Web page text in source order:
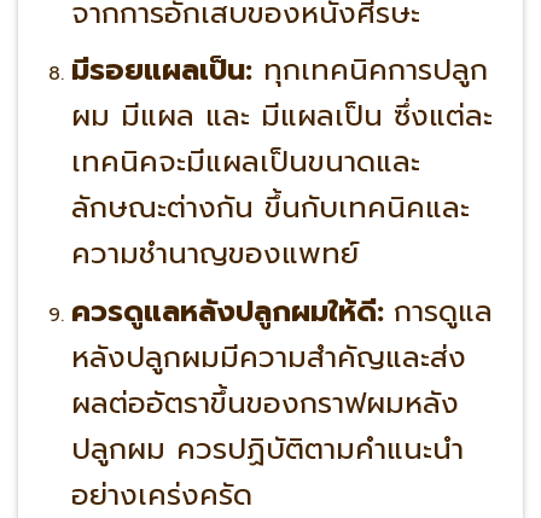
จากการอักเสบของหนังศีรษะ
มีรอยแผลเป็น:ทุกเทคนิคการปลูก
ผม มีแผล และ มีแผลเป็น ซึ่งแต่ละ
เทคนิคจะมีแผลเป็นขนาดและ
ลักษณะต่างกัน ขึ้นกับเทคนิคและ
ความชำนาญของแพทย์
ควรดูแลหลังปลูกผมให้ดี: การดูแล
หลังปลูกผมมีความสำคัญและส่ง
ผลต่ออัตราขึ้นของกราฟผมหลัง
ปลูกผม ควรปฏิบัติตามคำแนะนำ
อย่างเคร่งครัด